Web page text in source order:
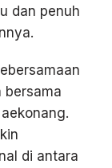
dan penuh
bersama
di antara